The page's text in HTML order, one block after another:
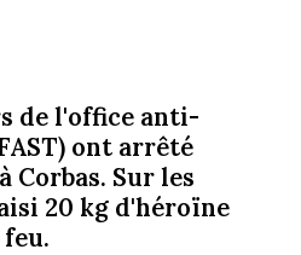
de l'office anti-
ont arrêté
Corbas. Sur les
20 kg d'héroïne